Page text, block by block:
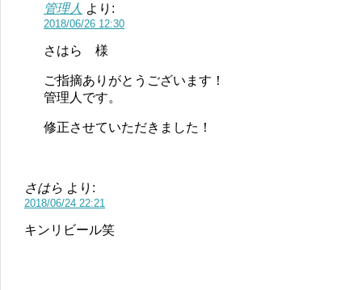
管理人 より:
2018/06/26 12:30
さはら 様
ご指摘ありがとうございます！
管理人です。
修正させていただきました！
さはら より:
2018/06/24 22:21
キンリビール笑